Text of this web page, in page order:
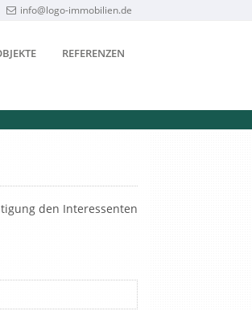
info@logo-immobilien.de
REFERENZEN
den Interessenten